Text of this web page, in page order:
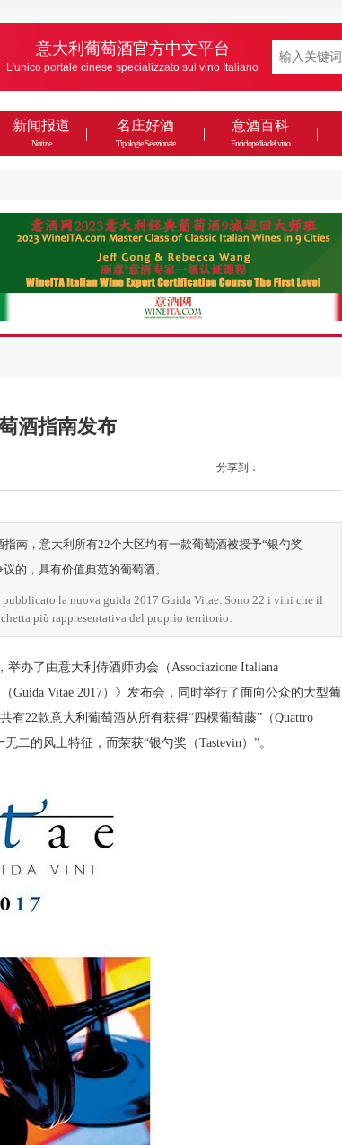
意大利葡萄酒官方中文平台
L'unico portale cinese specializzato sul vino Italiano
新闻报道
Notizie
名庄好酒
Tipologie Selezionate
意酒百科
Enciclopedia del vino
酒指南发布
分享到：
南，意大利所有22个大区均有一款葡萄酒被授予“银勺奖
的，具有价值典范的葡萄酒。
pubblicato la nuova guida 2017 Guida Vitae. Sono 22 i vini che il
più rappresentativa del proprio territorio.
了由意大利侍酒师协会（Associazione Italiana
Guida Vitae 2017）》发布会，同时举行了面向公众的大型葡
有22款意大利葡萄酒从所有获得“四棵葡萄藤”（Quattro
二的风土特征，而荣获“银勺奖（Tastevin）”。